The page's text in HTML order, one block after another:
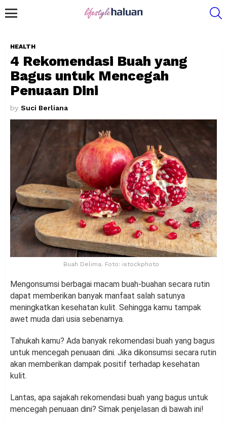
HEALTH
4 Rekomendasi Buah yang
Bagus untuk Mencegah
Penuaan Dini
by Suci Berliana
Buah Delima. Foto: istockphoto
Mengonsumsi berbagai macam buah-buahan secara rutin
dapat memberikan banyak manfaat salah satunya
meningkatkan kesehatan kulit. Sehingga kamu tampak
awet muda dari usia sebenarnya.
Tahukah kamu? Ada banyak rekomendasi buah yang bagus
untuk mencegah penuaan dini. Jika dikonsumsi secara rutin
akan memberikan dampak positif terhadap kesehatan
kulit.
Lantas, apa sajakah rekomendasi buah yang bagus untuk
mencegah penuaan dini? Simak penjelasan di bawah ini!